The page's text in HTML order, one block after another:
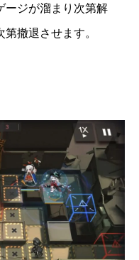
ージが溜まり次第解
撤退させます。